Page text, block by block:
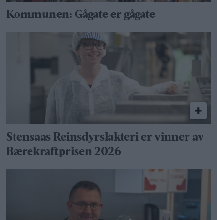
Kommunen: Gågate er gågate
Stensaas Reinsdyrslakteri er vinner av
Bærekraftprisen 2026